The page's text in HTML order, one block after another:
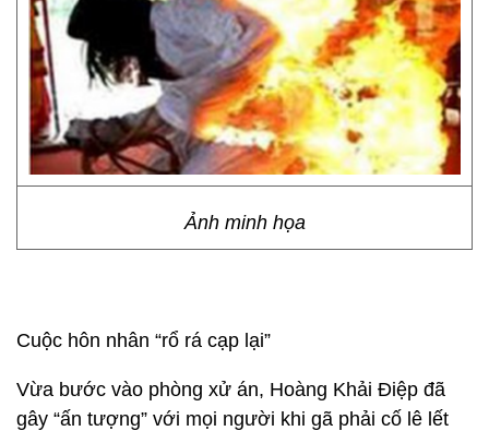
Ảnh minh họa
Cuộc hôn nhân “rổ rá cạp lại”
Vừa bước vào phòng xử án, Hoàng Khải Điệp đã
gây “ấn tượng” với mọi người khi gã phải cố lê lết